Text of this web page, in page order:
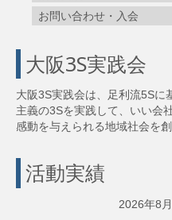
お問い合わせ・入会
大阪3S実践会
大阪3S実践会は、足利流5Sに
主義の3Sを実践して、いい会
感動を与えられる地域社会を創
活動実績
2026年8月